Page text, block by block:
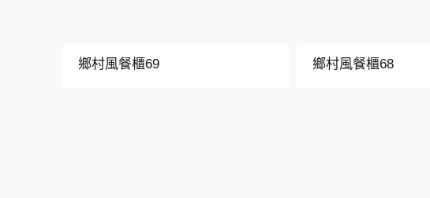
鄉村風餐櫃69 鄉村風餐櫃68